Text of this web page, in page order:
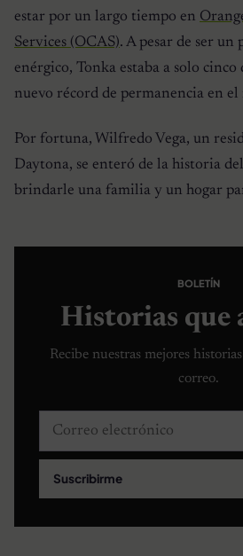
estar por un largo tiempo en
Services (OCAS). A pesar de ser un
enérgico, Tonka estaba a solo cinco
nuevo récord de permanencia en el
Por fortuna, Wilfredo Vega, un
Daytona, se enteró de la historia
brindarle una familia y un hogar
BOLETÍN
Historias que
Recibe nuestras mejores
correo.
Correo electrónico
Suscribirme